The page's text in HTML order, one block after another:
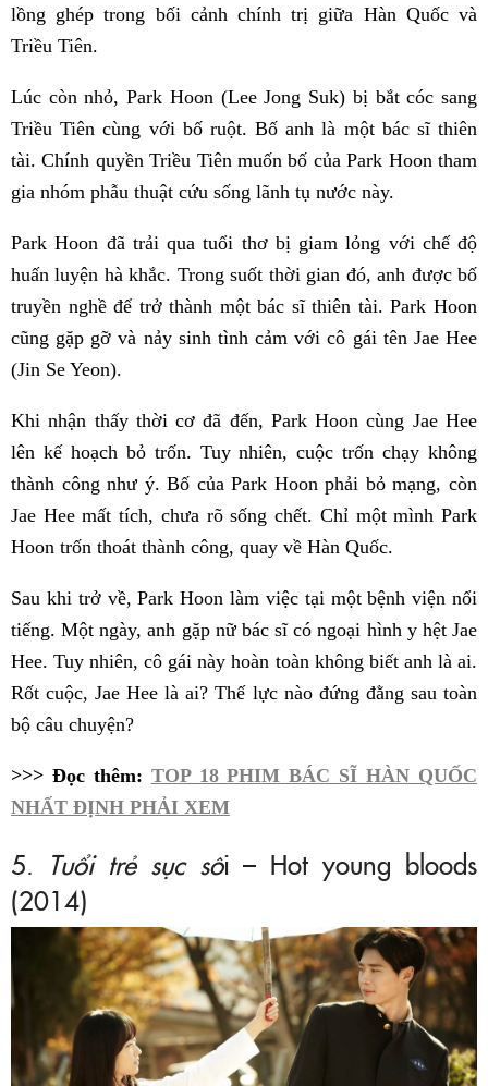
lồng ghép trong bối cảnh chính trị giữa Hàn Quốc và
Triều Tiên.
Lúc còn nhỏ, Park Hoon (Lee Jong Suk) bị bắt cóc sang
Triều Tiên cùng với bố ruột. Bố anh là một bác sĩ thiên
tài. Chính quyền Triều Tiên muốn bố của Park Hoon tham
gia nhóm phẫu thuật cứu sống lãnh tụ nước này.
Park Hoon đã trải qua tuổi thơ bị giam lỏng với chế độ
huấn luyện hà khắc. Trong suốt thời gian đó, anh được bố
truyền nghề để trở thành một bác sĩ thiên tài. Park Hoon
cũng gặp gỡ và nảy sinh tình cảm với cô gái tên Jae Hee
(Jin Se Yeon).
Khi nhận thấy thời cơ đã đến, Park Hoon cùng Jae Hee
lên kế hoạch bỏ trốn. Tuy nhiên, cuộc trốn chạy không
thành công như ý. Bố của Park Hoon phải bỏ mạng, còn
Jae Hee mất tích, chưa rõ sống chết. Chỉ một mình Park
Hoon trốn thoát thành công, quay về Hàn Quốc.
Sau khi trở về, Park Hoon làm việc tại một bệnh viện nổi
tiếng. Một ngày, anh gặp nữ bác sĩ có ngoại hình y hệt Jae
Hee. Tuy nhiên, cô gái này hoàn toàn không biết anh là ai.
Rốt cuộc, Jae Hee là ai? Thế lực nào đứng đằng sau toàn
bộ câu chuyện?
>>> Đọc thêm: TOP 18 PHIM BÁC SĨ HÀN QUỐC
NHẤT ĐỊNH PHẢI XEM
5. Tuổi trẻ sục sôi – Hot young bloods
(2014)